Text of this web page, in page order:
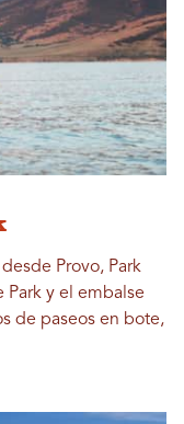
Provo, Park
Park y el embalse
de paseos en bote,